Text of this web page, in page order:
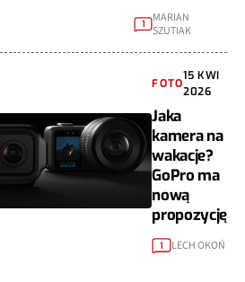
1
MARIAN
SZUTIAK
FOTO
15 KWI
2026
Jaka
kamera na
wakacje?
GoPro ma
nową
propozycję
1 LECH OKOŃ